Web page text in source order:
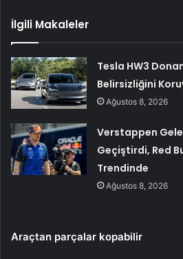
İlgili Makaleler
Tesla HW3
Belirsizliğini
Ağustos 8, 2026
Verstappen
Geçiştirdi, Red
Trendinde
Ağustos 8, 2026
Araçtan parçalar kopabilir